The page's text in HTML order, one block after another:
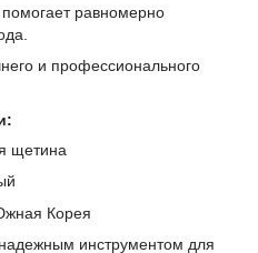
равномерно
и профессионального
щетина
Корея
инструментом для